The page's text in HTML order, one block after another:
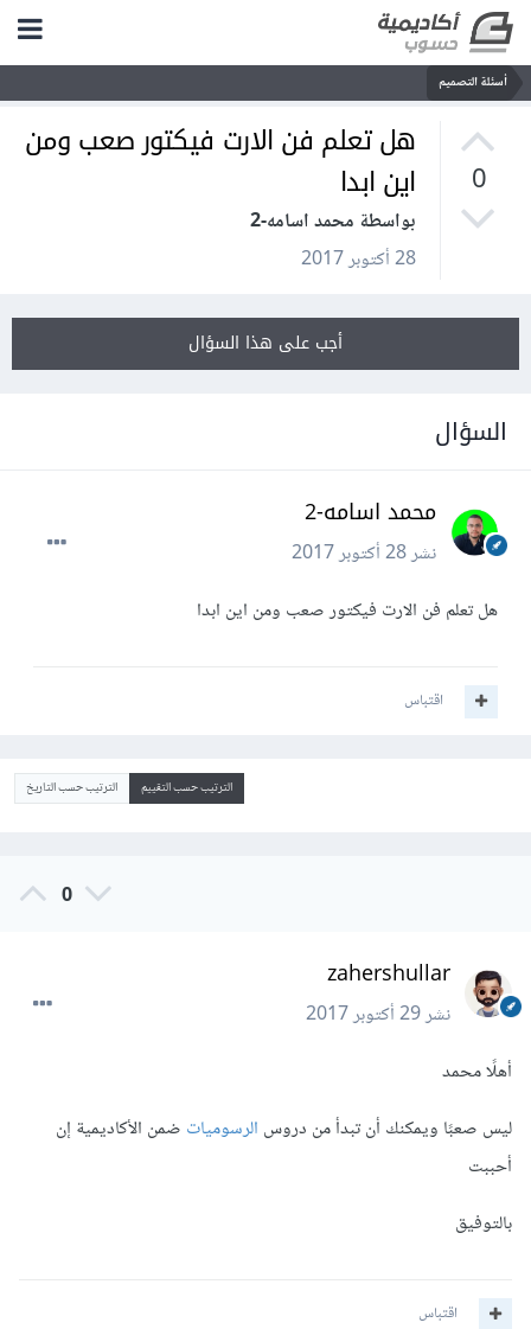
أسئلة التصميم
0
هل تعلم فن الارت فيكتور صعب ومن
اين ابدا
بواسطة محمد اسامه-2
28 أكتوبر 2017
أجب على هذا السؤال
السؤال
محمد اسامه-2
نشر28 أكتوبر 2017
هل تعلم فن الارت فيكتور صعب ومن اين ابدا
اقتباس
الترتيب حسب التقييم الترتيب حسب التاريخ
0
zahershullar
نشر29 أكتوبر 2017
أهلًا محمد
ليس صعبًا ويمكنك أن تبدأ من دروس الرسومياتضمن الأكاديمية إن
أحببت
بالتوفيق
اقتباس